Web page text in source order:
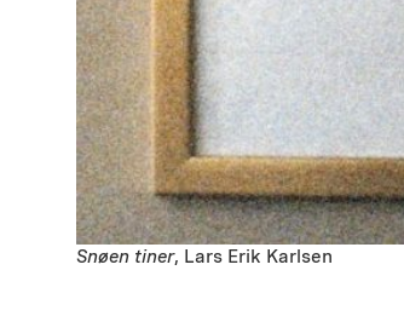
Snøen tiner, Lars Erik Karlsen